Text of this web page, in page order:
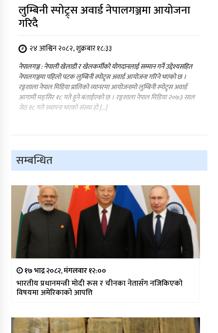
लुम्बिनी स्पोट्र्स अवार्ड नेपालगञ्जमा आयोजना
गरिदै
२४ आश्विन २०८२, शुक्रबार १८:३३
नेपालगञ्ज : नेपाली खेलाडी र खेलकर्मीको योगदानलाई सम्मान गर्ने उद्देश्यसहित
नेपालगञ्जमा पहिलो पटक लुम्बिनी स्पोट्र्स अवार्ड आयोजना गरिने भएको छ ।
रङ्गशाला नेपाल मिडिया प्रालिको व्यानरमा आयोजनामो लुम्बिनी स्पोट्र्स अवार्ड
आगामी मङ्सिर १८ गते हुने बताईएको छ । रङ्गशाला नेपाल मिडिया २०७३ साल
जेठ १८ गते स्थापना भएको संस्था हो […]
सम्बन्धित
१७ भाद्र २०८२, मंगलवार १२:००
भारतीय प्रधानमन्त्री मोदी रूस र चीनका नेतासँग नजिकिएको
विषयमा अमेरिकाको आपत्ति